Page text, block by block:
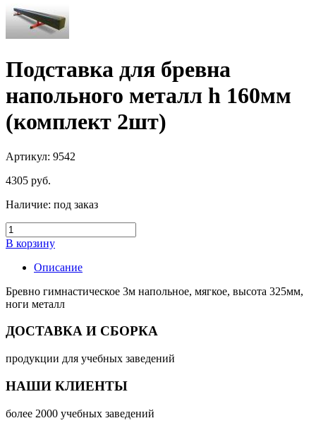
Подставка для бревна
напольного металл h 160мм
(комплект 2шт)
Артикул: 9542
4305 руб.
Наличие: под заказ
В корзину
Описание
Бревно гимнастическое 3м напольное, мягкое, высота 325мм,
ноги металл
ДОСТАВКА И СБОРКА
продукции для учебных заведений
НАШИ КЛИЕНТЫ
более 2000 учебных заведений